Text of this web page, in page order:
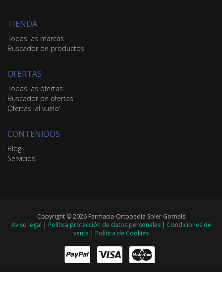
TIENDA
Todas las marcas
Buscador de productos
OFERTAS
Todas las ofertas
Buscador de ofertas
Ofertas 'al vuelo'
CONTENIDOS
Blog
Servicios
Copyright © 2026 Farmacia-Ortopedia Soler Gornals
Aviso legal | Política protección de datos personales| Condiciones de
venta | Política de Cookies